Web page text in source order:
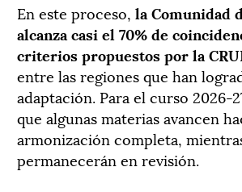
En este proceso, la Comunidad
alcanza casi el 70% de
criterios propuestos por la
entre las regiones que han
adaptación. Para el curso 2026-
que algunas materias avancen
armonización completa,
permanecerán en revisión.